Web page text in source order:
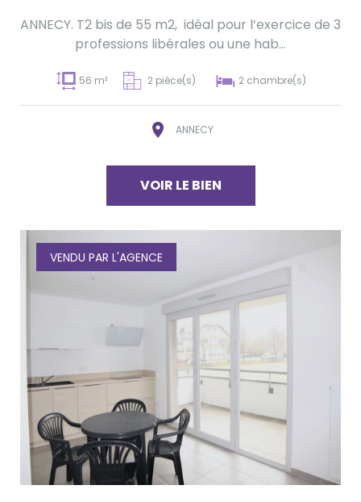
ANNECY. T2 bis de 55 m2, idéal pour l’exercice de 3
professions libérales ou une hab...
56 m² 2 pièce(s) 2 chambre(s)
ANNECY
VOIR LE BIEN
VENDU PAR L'AGENCE